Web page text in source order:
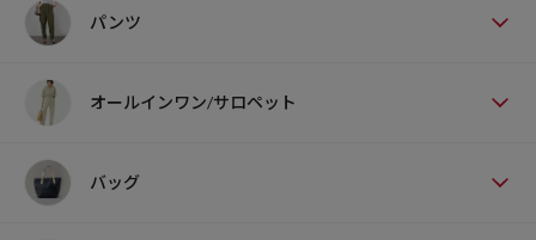
パンツ
オールインワン/サロペット
バッグ